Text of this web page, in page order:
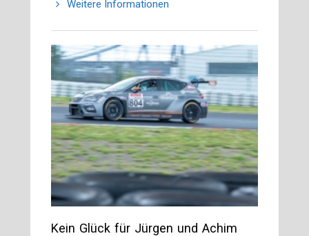
Weitere Informationen
Kein Glück für Jürgen und Achim